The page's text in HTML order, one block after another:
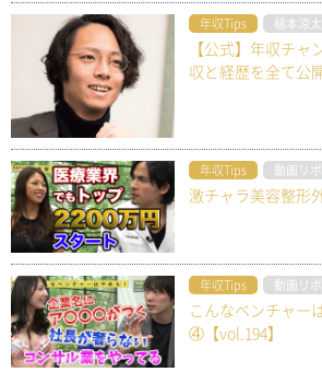
年収Tips 植本涼
【公式】年収チャ
収と経歴を全て公
年収Tips 動画リ
激チャラ美容整形
年収Tips 動画リ
こんなベンチャー
④【vol.194】